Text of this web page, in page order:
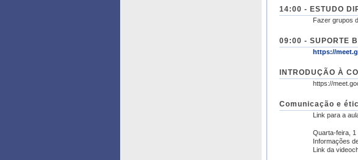
14:00 - ESTUDO
Fazer grupos
09:00 - SUPORTE
https://
INTRODUÇÃO À
https://
Comunicação e
Link para a
Quarta-feira,
Informações
Link da